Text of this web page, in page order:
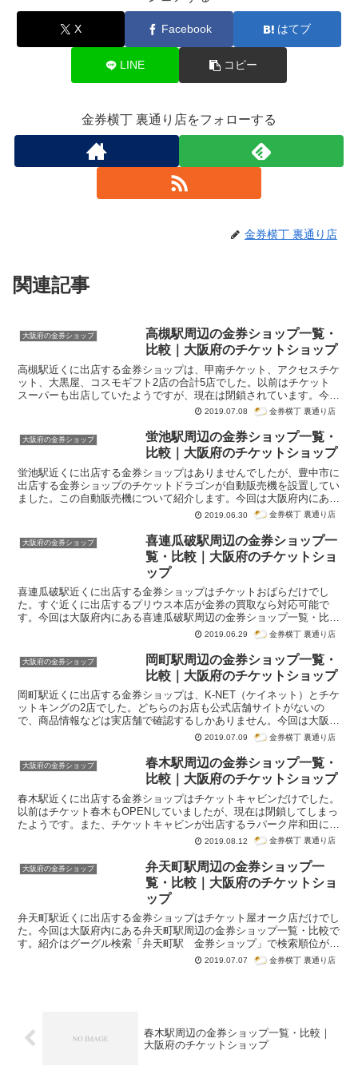
X Facebook はてブ
LINE コピー
金券横丁 裏通り店をフォローする
金券横丁 裏通り店
関連記事
大阪府の金券ショップ
高槻駅周辺の金券ショップ一覧・
比較｜大阪府のチケットショップ
高槻駅近くに出店する金券ショップは、甲南チケット、アクセスチケ
ット、大黒屋、コスモギフト2店の合計5店でした。以前はチケット
スーパーも出店していたようですが、現在は閉鎖されています。今回
は大阪府内にある高槻駅周辺の金券ショップ一覧・比較です。紹介は
グーグル検索「高槻駅 金券ショップ」で検索順位が高かった順番に
なっています。
2019.07.08 金券横丁 裏通り店
大阪府の金券ショップ
蛍池駅周辺の金券ショップ一覧・
比較｜大阪府のチケットショップ
蛍池駅近くに出店する金券ショップはありませんでしたが、豊中市に
出店する金券ショップのチケットドラゴンが自動販売機を設置してい
ました。この自動販売機について紹介します。今回は大阪府内にある
蛍池駅周辺の金券ショップ一覧・比較です。紹介はグーグル検索「蛍
2019.06.30 金券横丁 裏通り店
大阪府の金券ショップ
喜連瓜破駅周辺の金券ショップ一
覧・比較｜大阪府のチケットショ
ップ
喜連瓜破駅近くに出店する金券ショップはチケットおばらだけでし
た。すぐ近くに出店するプリウス本店が金券の買取なら対応可能で
す。今回は大阪府内にある喜連瓜破駅周辺の金券ショップ一覧・比較
です。紹介はグーグル検索「喜連瓜破駅 金券ショップ」で検索順位
2019.06.29 金券横丁 裏通り店
大阪府の金券ショップ
岡町駅周辺の金券ショップ一覧・
比較｜大阪府のチケットショップ
岡町駅近くに出店する金券ショップは、K-NET（ケイネット）とチケ
ットキングの2店でした。どちらのお店も公式店舗サイトがないの
で、商品情報などは実店舗で確認するしかありません。今回は大阪府
内にある岡町駅周辺の金券ショップ一覧・比較です。紹介はグーグル
検索「岡町駅 金券ショップ」で検索順位が高かった順番になってい
ます。
2019.07.09 金券横丁 裏通り店
大阪府の金券ショップ
春木駅周辺の金券ショップ一覧・
比較｜大阪府のチケットショップ
春木駅近くに出店する金券ショップはチケットキャビンだけでした。
以前はチケット春木もOPENしていましたが、現在は閉鎖してしまっ
たようです。また、チケットキャビンが出店するラパーク岸和田に、
買取専門店大吉も出店しています。買取価格の比較などで役立つでし
す。紹介はグーグル検索「春木駅 金券ショップ」で検索順位が高か
った順番になっています。
2019.08.12 金券横丁 裏通り店
大阪府の金券ショップ
弁天町駅周辺の金券ショップ一
覧・比較｜大阪府のチケットショ
ップ
弁天町駅近くに出店する金券ショップはチケット屋オーク店だけでし
た。今回は大阪府内にある弁天町駅周辺の金券ショップ一覧・比較で
す。紹介はグーグル検索「弁天町駅 金券ショップ」で検索順位が高
2019.07.07 金券横丁 裏通り店
春木駅周辺の金券ショップ一覧・比較｜
大阪府のチケットショップ